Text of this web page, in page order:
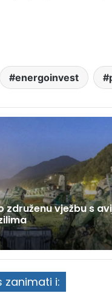
energoinvest
združenu vježbu s
zanimati i: